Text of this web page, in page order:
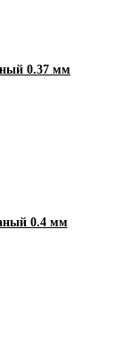
0.37 мм
0.4 мм